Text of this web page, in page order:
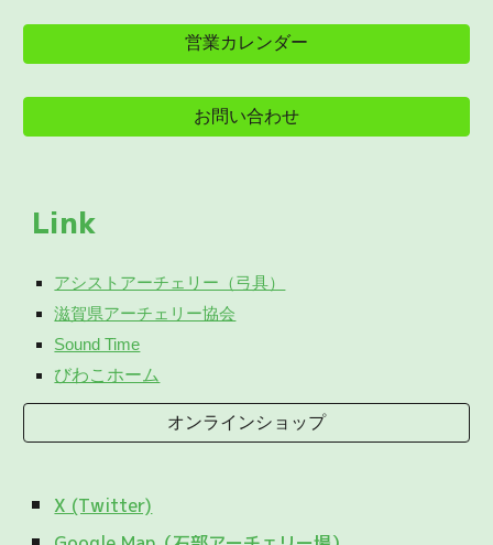
営業カレンダー
お問い合わせ
Link
アシストアーチェリー（弓具）
滋賀県アーチェリー協会
Sound Time
びわこホーム
オンラインショップ
X (Twitter)